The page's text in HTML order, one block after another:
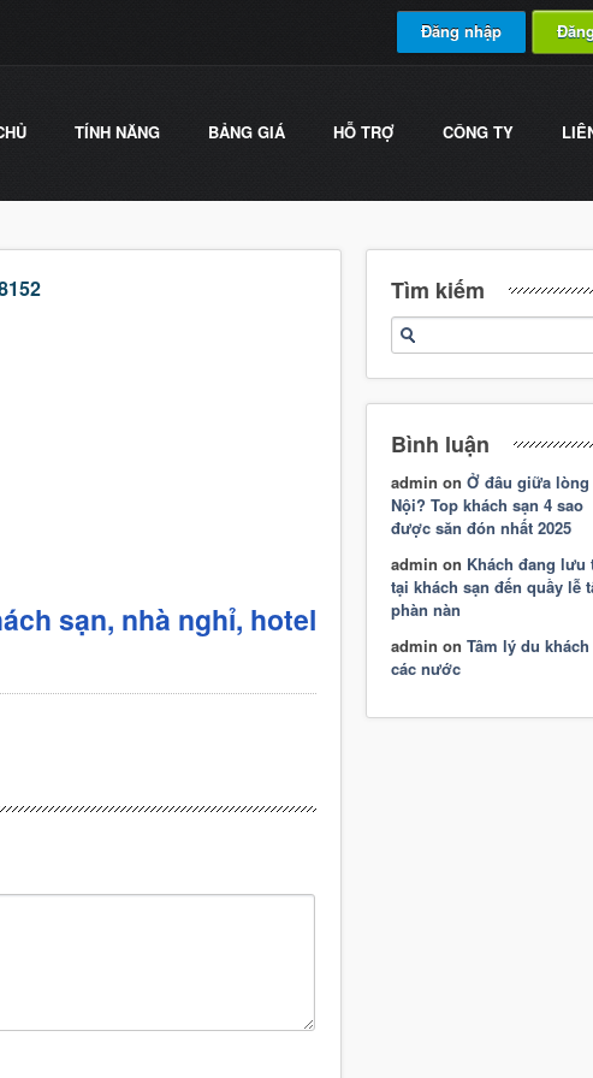
Đăng nhập
TÍNH NĂNG BẢNG GIÁ HỖ TRỢ CÔNG TY
sạn, nhà nghỉ, hotel
Tìm kiếm
Bình luận
admin on Ở đâu giữa lòng
Nội? Top khách sạn 4 sao
được săn đón nhất 2025
admin on Khách đang lưu
tại khách sạn đến quầy lễ
phàn nàn
admin on Tâm lý du khách
các nước